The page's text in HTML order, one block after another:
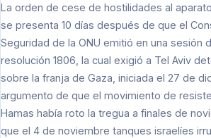
La orden de cese de hostilidades al
se presenta 10 días después de que el
Seguridad de la ONU emitió en una sesión
resolución 1806, la cual exigió a Tel Aviv
sobre la franja de Gaza, iniciada el 27 de
argumento de que el movimiento de
Hamas había roto la tregua a finales de
que el 4 de noviembre tanques israelíes